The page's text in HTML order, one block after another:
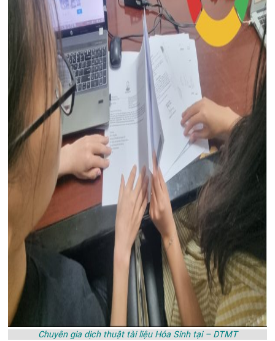
Chuyên gia dịch thuật tài liệu Hóa Sinh tại – DTMT